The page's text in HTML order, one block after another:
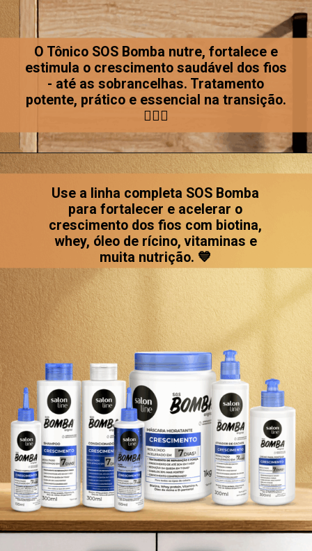
O Tônico SOS Bomba nutre, fortalece e
estimula o crescimento saudável dos fios
- até as sobrancelhas. Tratamento
potente, prático e essencial na transição.
🧖🏽‍♀️
Opening https://www.salonline.com.br/kit-tonicos-de-sos-bomba
Use a linha completa SOS Bomba
para fortalecer e acelerar o
crescimento dos fios com biotina,
whey, óleo de rícino, vitaminas e
muita nutrição. 💙